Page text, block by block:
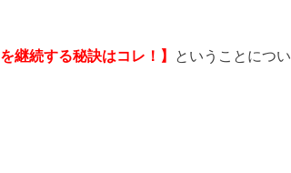
継続する秘訣はコレ！】
ということについ